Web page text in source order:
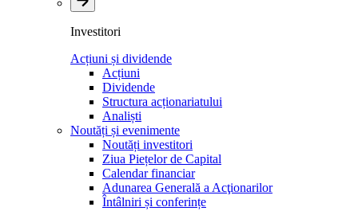
Investitori
Acțiuni și dividende
Acțiuni
Dividende
Structura acționariatului
Analiști
Noutăți și evenimente
Noutăți investitori
Ziua Piețelor de Capital
Calendar financiar
Adunarea Generală a Acţionarilor
Întâlniri și conferințe